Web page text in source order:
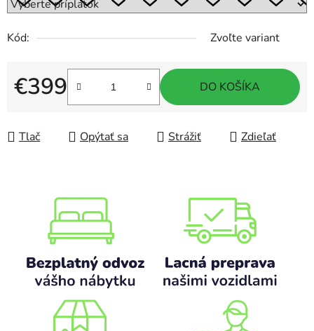
Kód: Zvoľte variant
€399
Jednotková cena:
DO KOŠÍKA
Tlač Opýtať sa Strážiť Zdieľať